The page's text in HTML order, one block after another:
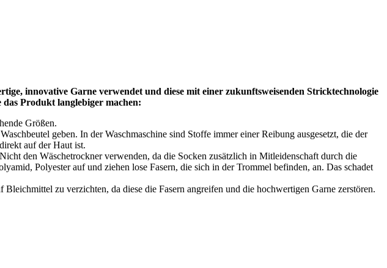
innovative Garne verwendet und diese mit einer zukunftsweisenden Stricktechnologie
das Produkt langlebiger machen:
Größen.
geben. In der Waschmaschine sind Stoffe immer einer Reibung ausgesetzt, die der
auf der Haut ist.
den Wäschetrockner verwenden, da die Socken zusätzlich in Mitleidenschaft durch die
Polyester auf und ziehen lose Fasern, die sich in der Trommel befinden, an. Das schadet
zu verzichten, da diese die Fasern angreifen und die hochwertigen Garne zerstören.